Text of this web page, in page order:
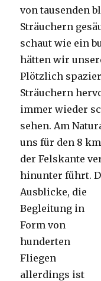
von tausenden
Sträuchern
schaut wie ein
hätten wir
Plötzlich
Sträuchern
immer wieder
sehen. Am
uns für den 8
der Felskante
hinunter führt.
Ausblicke, die
Begleitung in
Form von
hunderten
Fliegen
allerdings ist